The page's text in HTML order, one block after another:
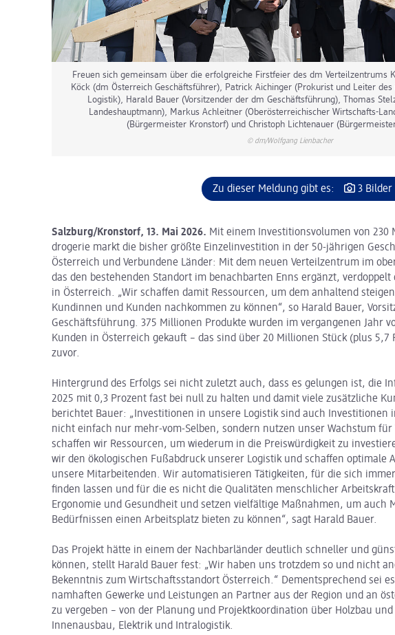
Freuen sich gemeinsam über die erfolgreiche Firstfeier des dm Verteilzentrums
Köck (dm Österreich Geschäftsführer), Patrick Aichinger (Prokurist und Leiter
Logistik), Harald Bauer (Vorsitzender der dm Geschäftsführung), Thomas
Landeshauptmann), Markus Achleitner (Oberösterreichischer Wirtschafts-
(Bürgermeister Kronstorf) und Christoph Lichtenauer
© dm/Wolfgang Lienbacher
Zu dieser Meldung gibt es: 3 Bilder
Salzburg/Kronstorf, 13. Mai 2026. Mit einem Investitionsvolumen von
drogerie markt die bisher größte Einzelinvestition in der 50-jährigen
Österreich und Verbundene Länder: Mit dem neuen Verteilzentrum im
das den bestehenden Standort im benachbarten Enns ergänzt, verdoppelt
in Österreich. „Wir schaffen damit Ressourcen, um dem anhaltend
Kundinnen und Kunden nachkommen zu können“, so Harald Bauer,
Geschäftsführung. 375 Millionen Produkte wurden im vergangenen Jahr
Kunden in Österreich gekauft – das sind über 20 Millionen Stück (plus 5,7
zuvor.
Hintergrund des Erfolgs sei nicht zuletzt auch, dass es gelungen ist, die
2025 mit 0,3 Prozent fast bei null zu halten und damit viele zusätzliche
berichtet Bauer: „Investitionen in unsere Logistik sind auch Investitionen
nicht einfach nur mehr-vom-Selben, sondern nutzen unser Wachstum
schaffen wir Ressourcen, um wiederum in die Preiswürdigkeit zu
wir den ökologischen Fußabdruck unserer Logistik und schaffen optimale
unsere Mitarbeitenden. Wir automatisieren Tätigkeiten, für die sich
finden lassen und für die es nicht die Qualitäten menschlicher
Ergonomie und Gesundheit und setzen vielfältige Maßnahmen, um auch
Bedürfnissen einen Arbeitsplatz bieten zu können“, sagt Harald Bauer.
Das Projekt hätte in einem der Nachbarländer deutlich schneller und
können, stellt Harald Bauer fest: „Wir haben uns trotzdem so und nicht
Bekenntnis zum Wirtschaftsstandort Österreich.“ Dementsprechend sei
namhaften Gewerke und Leistungen an Partner aus der Region und an
zu vergeben – von der Planung und Projektkoordination über Holzbau
Innenausbau, Elektrik und Intralogistik.